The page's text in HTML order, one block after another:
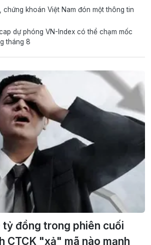
chứng khoán Việt Nam đón một thông tin
dự phóng VN-Index có thể chạm mốc
tháng 8
tỷ đồng trong phiên cuối
CTCK "xả" mã nào mạnh